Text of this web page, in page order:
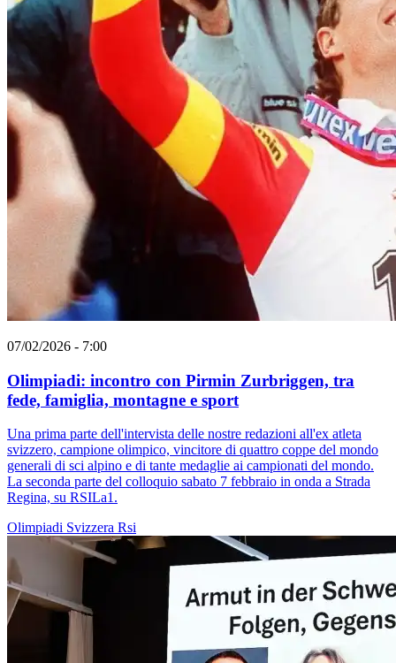
07/02/2026 - 7:00
Olimpiadi: incontro con Pirmin Zurbriggen, tra
fede, famiglia, montagne e sport
Una prima parte dell'intervista delle nostre redazioni all'ex atleta
svizzero, campione olimpico, vincitore di quattro coppe del mondo
generali di sci alpino e di tante medaglie ai campionati del mondo.
La seconda parte del colloquio sabato 7 febbraio in onda a Strada
Regina, su RSILa1.
Olimpiadi Svizzera Rsi